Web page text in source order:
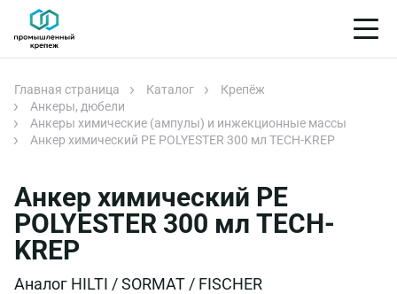
Главная страница Каталог
Крепёж
Анкеры, дюбели
Анкеры химические (ампулы) и инжекционные массы
Анкер химический PE POLYESTER 300 мл TECH-KREP
Анкер химический PE
POLYESTER 300 мл TECH-
KREP
Аналог HILTI / SORMAT / FISCHER